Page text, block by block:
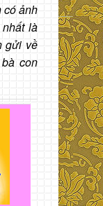
có ảnh
là
gửi về
con